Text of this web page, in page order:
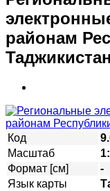
районам
Таджикистан
Код
Масштаб
Формат [см]
-
Язык карты